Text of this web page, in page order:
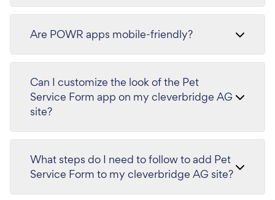
Are POWR apps mobile-friendly?
Can I customize the look of the Pet
Service Form app on my cleverbridge AG
site?
What steps do I need to follow to add Pet
Service Form to my cleverbridge AG site?